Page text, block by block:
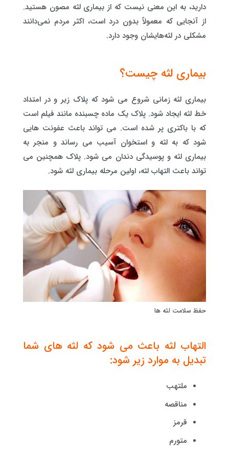
دارید، به این معنی نیست که از بیماری لثه مصون هستید.
از آنجایی که معمولاً بدون درد است، اکثر مردم نمی‌دانند
مشکلی در لثه‌هایشان وجود دارد.
بیماری لثه چیست؟
بیماری لثه زمانی شروع می شود که پلاک زیر و در امتداد
خط لثه ایجاد شود. پلاک یک ماده چسبنده مانند فیلم است
که با باکتری پر شده است. می تواند باعث عفونت هایی
شود که به لثه و استخوان آسیب می رساند و منجر به
بیماری لثه و پوسیدگی دندان می شود. پلاک همچنین می
تواند باعث التهاب لثه، اولین مرحله بیماری لثه شود.
حفظ سلامت لثه ها
التهاب لثه باعث می شود که لثه های شما
تبدیل به موارد زیر شود:
ملتهب
مناقصه
قرمز
متورم